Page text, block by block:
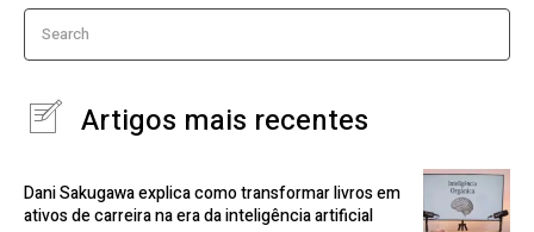
Search
Artigos mais recentes
Dani Sakugawa explica como transformar livros em
ativos de carreira na era da inteligência artificial